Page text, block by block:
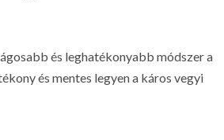
és leghatékonyabb módszer a
és mentes legyen a káros vegyi